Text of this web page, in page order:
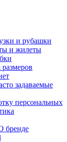
и рубашки
и жилеты
задаваемые
персональных
бренде